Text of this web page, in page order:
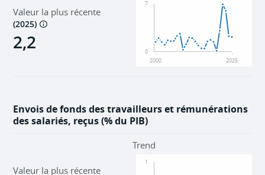
Valeur la plus récente
(2025)
2,2
2000 2025
0
7
Envois de fonds des travailleurs et rémunérations
des salariés, reçus (% du PIB)
Valeur la plus récente
Trend
1